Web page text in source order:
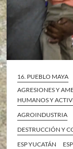
16. PUEBLO MAYA
AGRESIONES Y
HUMANOS Y
AGROINDUSTRIA
DESTRUCCIÓN Y
ESP YUCATÁN